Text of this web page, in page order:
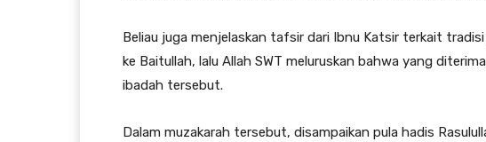
Beliau juga menjelaskan tafsir dari Ibnu Katsir terkait
ke Baitullah, lalu Allah SWT meluruskan bahwa yang
ibadah tersebut.
Dalam muzakarah tersebut, disampaikan pula hadis